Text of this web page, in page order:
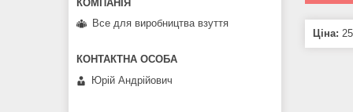
Ціна:
Все для виробництва взуття
Юрій Андрійович